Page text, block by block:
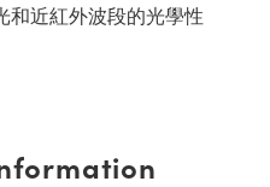
和近紅外波段的光學性